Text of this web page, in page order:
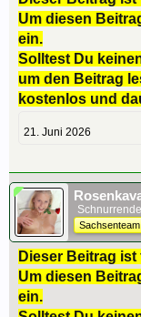
Um diesen
ein.
Solltest Du
um den Beitrag
kostenlos und
21. Juni 2026
Sachsenteam
Dieser Beitrag
Um diesen
ein.